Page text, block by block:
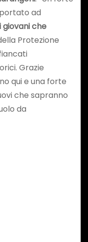
ad
giovani che
Protezione
Grazie
qui e una forte
che sapranno
da